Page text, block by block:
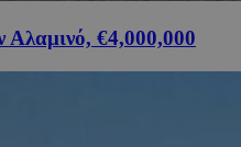
Αλαμινό, €4,000,000